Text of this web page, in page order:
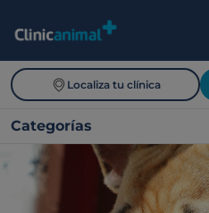
Localiza tu clínica
Categorías